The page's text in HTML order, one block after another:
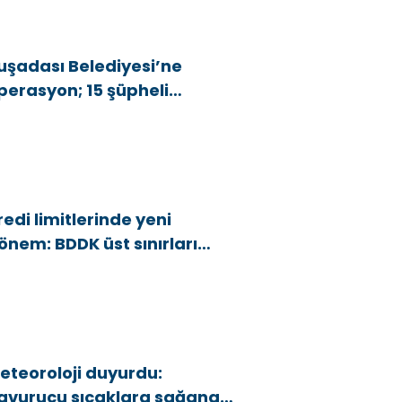
Belediyesi’ne
15 şüpheli
limitlerinde yeni
BDDK üst sınırları
duyurdu:
sıcaklara sağanak